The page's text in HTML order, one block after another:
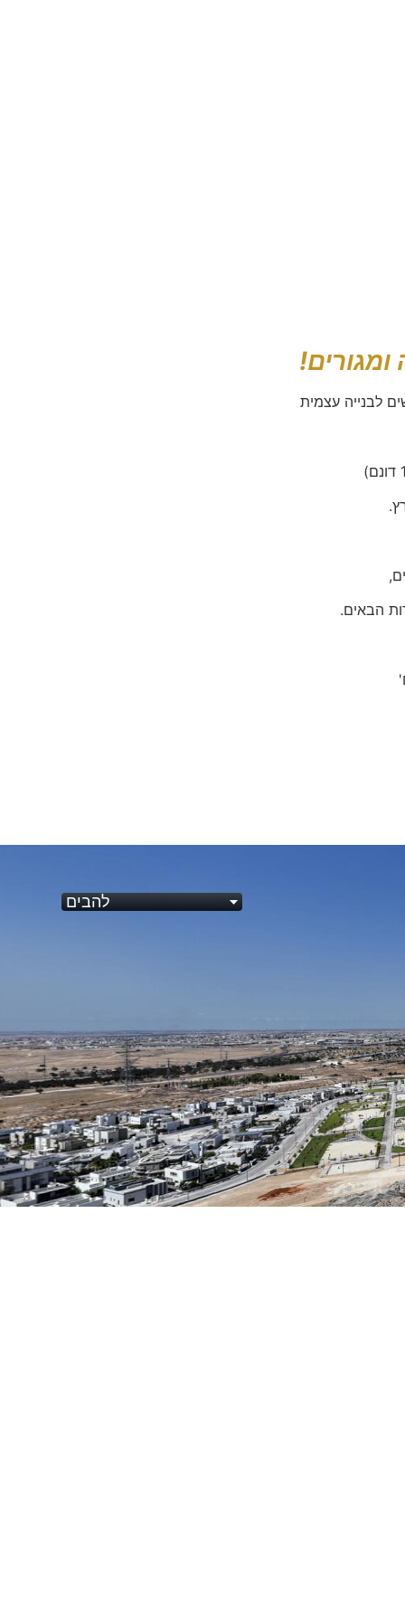
לבנייה עצמית
הבאים.